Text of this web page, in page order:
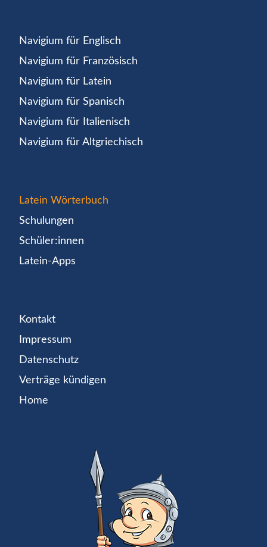
Navigium für Englisch
Navigium für Französisch
Navigium für Latein
Navigium für Spanisch
Navigium für Italienisch
Navigium für Altgriechisch
Latein Wörterbuch
Schulungen
Schüler:innen
Latein-Apps
Kontakt
Impressum
Datenschutz
Verträge kündigen
Home